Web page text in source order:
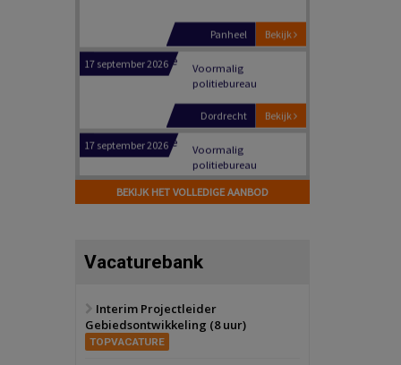
Voormalig
politiebureau
Dordrecht
Voormalig
politiebureau
Hilversum
17 september 2026
Voormalig
Zwanenburg
6 oktober 2026
BEKIJK HET VOLLEDIGE AANBOD
Vacaturebank
Interim Projectleider
Gebiedsontwikkeling (8 uur)
TOPVACATURE